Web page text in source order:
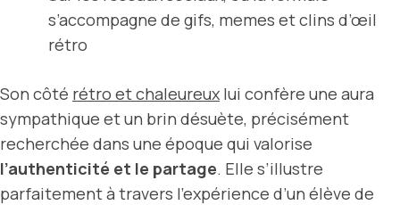
s’accompagne de gifs, memes et clins d’œil
rétro
Son côté rétro et chaleureux lui confère une aura
sympathique et un brin désuète, précisément
recherchée dans une époque qui valorise
l’authenticité et le partage. Elle s’illustre
parfaitement à travers l’expérience d’un élève de